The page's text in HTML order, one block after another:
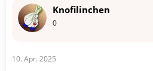
Knofilinchen
0
10. Apr. 2025